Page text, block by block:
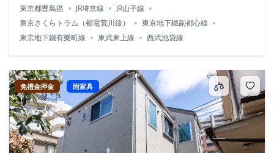
東京都豊島區
JR埼京線
JR山手線
東京さくらトラム（都電荒川線）
東京地下鐵副都心線
東京地下鐵有樂町線
東武東上線 西武池袋線
免禮金押金 附家具